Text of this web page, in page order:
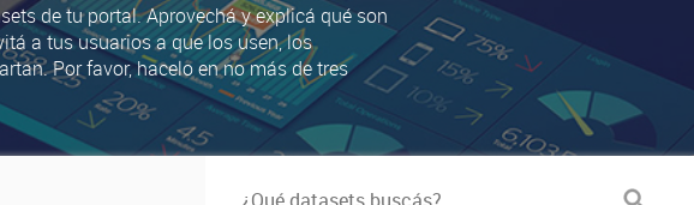
de tu portal. Aprovechá y explicá qué son
a tus usuarios a que los usen, los
Por favor, hacelo en no más de tres